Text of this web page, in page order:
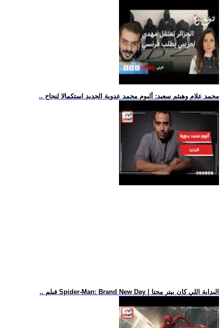
.. محمد علام وهيثم سعيد: ألبوم محمد عدوية الجديد استكمالا لنجاح
.. فيلم Spider-Man: Brand New Day | البداية اللي كان بيتر محتا